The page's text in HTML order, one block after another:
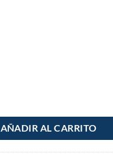
AÑADIR AL CARRITO